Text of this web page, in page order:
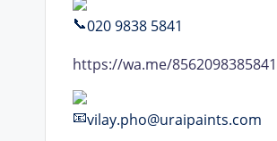
020 9838 5841
https://wa.me/8562098385841
vilay.pho@uraipaints.com